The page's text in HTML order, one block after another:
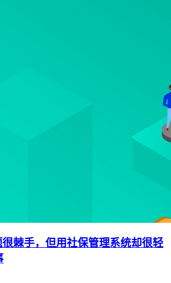
棘手，但用社保管理系统却很轻